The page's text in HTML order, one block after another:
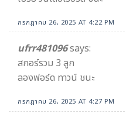
กรกฎาคม 26, 2025 AT 4:22 PM
ufrr481096says:
สกอร์รวม 3 ลูก
ลองฟอร์ด ทาวน์ ชนะ
กรกฎาคม 26, 2025 AT 4:27 PM